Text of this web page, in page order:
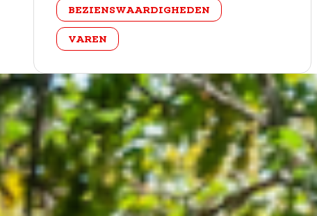
BEZIENSWAARDIGHEDEN
VAREN